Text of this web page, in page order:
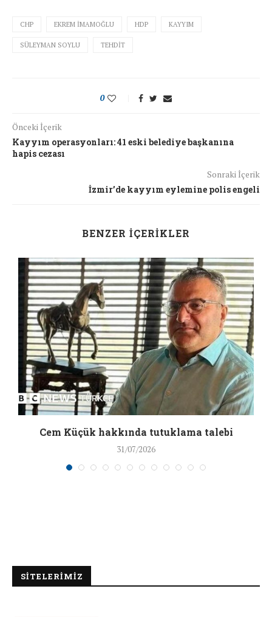
CHP EKREM İMAMOĞLU HDP KAYYIM
SÜLEYMAN SOYLU TEHDIT
0
Önceki İçerik
Kayyım operasyonları: 41 eski belediye başkanına
hapis cezası
Sonraki İçerik
İzmir’de kayyım eylemine polis engeli
BENZER İÇERIKLER
Cem Küçük hakkında tutuklama talebi
31/07/2026
SİTELERİMİZ